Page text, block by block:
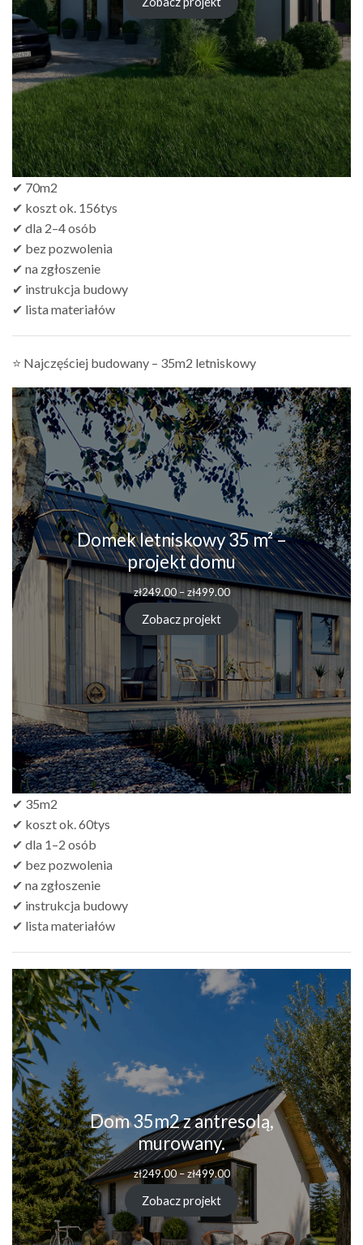
✔ 70m2
✔ koszt ok. 156tys
✔ dla 2–4 osób
✔ bez pozwolenia
✔ na zgłoszenie
✔ instrukcja budowy
✔ lista materiałów
⭐ Najczęściej budowany – 35m2 letniskowy
Domek letniskowy 35 m² –
projekt domu
zł249.00 – zł499.00Zakres
zł249.00
zł499.00
Zobacz projekt
✔ 35m2
✔ koszt ok. 60tys
✔ dla 1–2 osób
✔ bez pozwolenia
✔ na zgłoszenie
✔ instrukcja budowy
✔ lista materiałów
Dom 35m2 z antresolą,
murowany.
zł249.00–zł499.00Zakres
cen:
od
zł249.00
do
zł499.00
Zobacz projekt